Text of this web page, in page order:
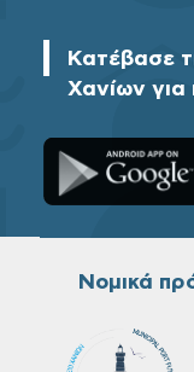
Κατέβασε
Χανίων για
Νομικά